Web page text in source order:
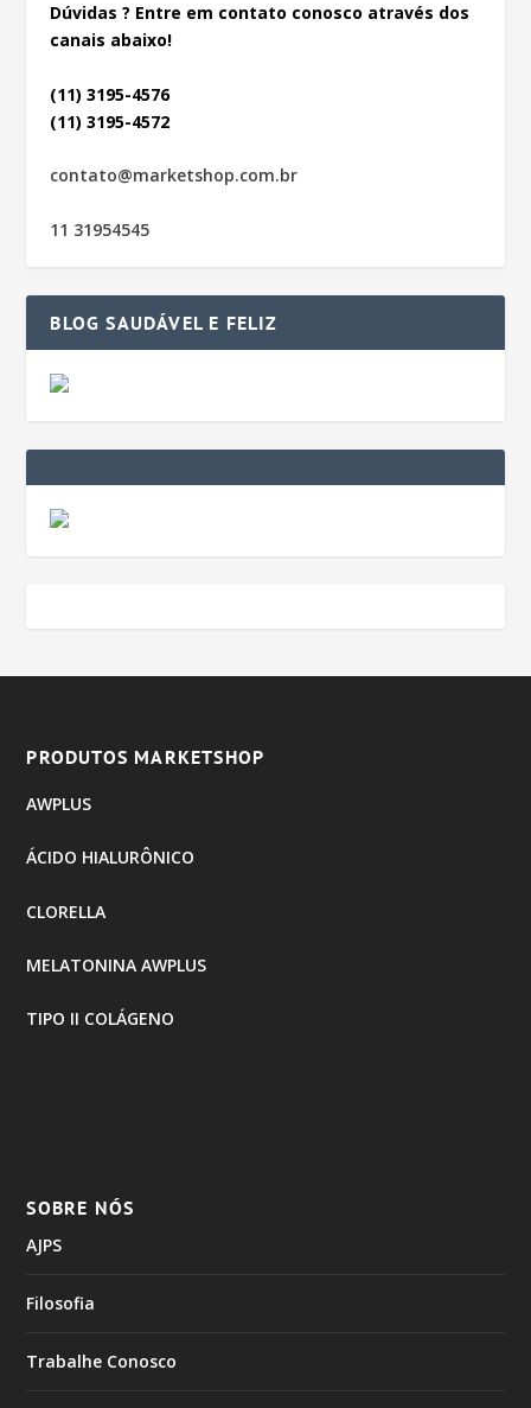
Dúvidas ? Entre em contato conosco através dos
canais abaixo!
(11) 3195-4576
(11) 3195-4572
contato@marketshop.com.br
11 31954545
BLOG SAUDÁVEL E FELIZ
PRODUTOS MARKETSHOP
AWPLUS
ÁCIDO HIALURÔNICO
CLORELLA
MELATONINA AWPLUS
TIPO II COLÁGENO
SOBRE NÓS
AJPS
Filosofia
Trabalhe Conosco